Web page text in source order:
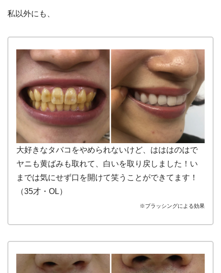
私以外にも、
大好きなタバコをやめられないけど、はははのはで
ヤニも黄ばみも取れて、白いを取り戻しました！い
までは気にせず口を開けて笑うことができてます！
（35才・OL）
※ブラッシングによる効果